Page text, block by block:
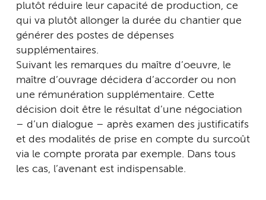
plutôt réduire leur capacité de production, ce
qui va plutôt allonger la durée du chantier que
générer des postes de dépenses
supplémentaires.
Suivant les remarques du maître d’oeuvre, le
maître d’ouvrage décidera d’accorder ou non
une rémunération supplémentaire. Cette
décision doit être le résultat d’une négociation
– d’un dialogue – après examen des justificatifs
et des modalités de prise en compte du surcoût
via le compte prorata par exemple. Dans tous
les cas, l’avenant est indispensable.